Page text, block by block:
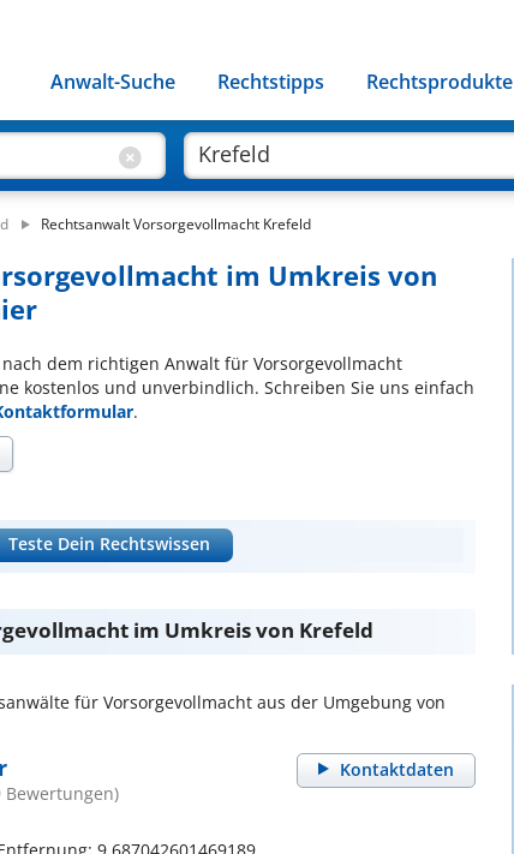
Anwalt-Suche Rechtstipps Rechtsprodukte
Rechtsanwalt Vorsorgevollmacht Krefeld
im Umkreis von
dem richtigen Anwalt für Vorsorgevollmacht
kostenlos und unverbindlich. Schreiben Sie uns einfach
.
Teste Dein Rechtswissen
im Umkreis von Krefeld
für Vorsorgevollmacht aus der Umgebung von
Kontaktdaten
Bewertungen)